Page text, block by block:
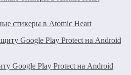
стикеры в Atomic Heart
Google Play Protect на Android